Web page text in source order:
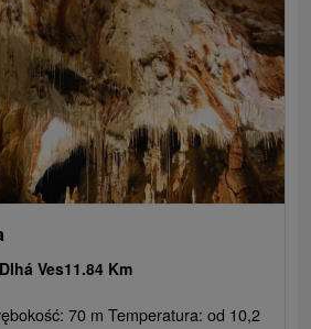
Dlhá Ves11.84 Km
70 m Temperatura: od 10,2